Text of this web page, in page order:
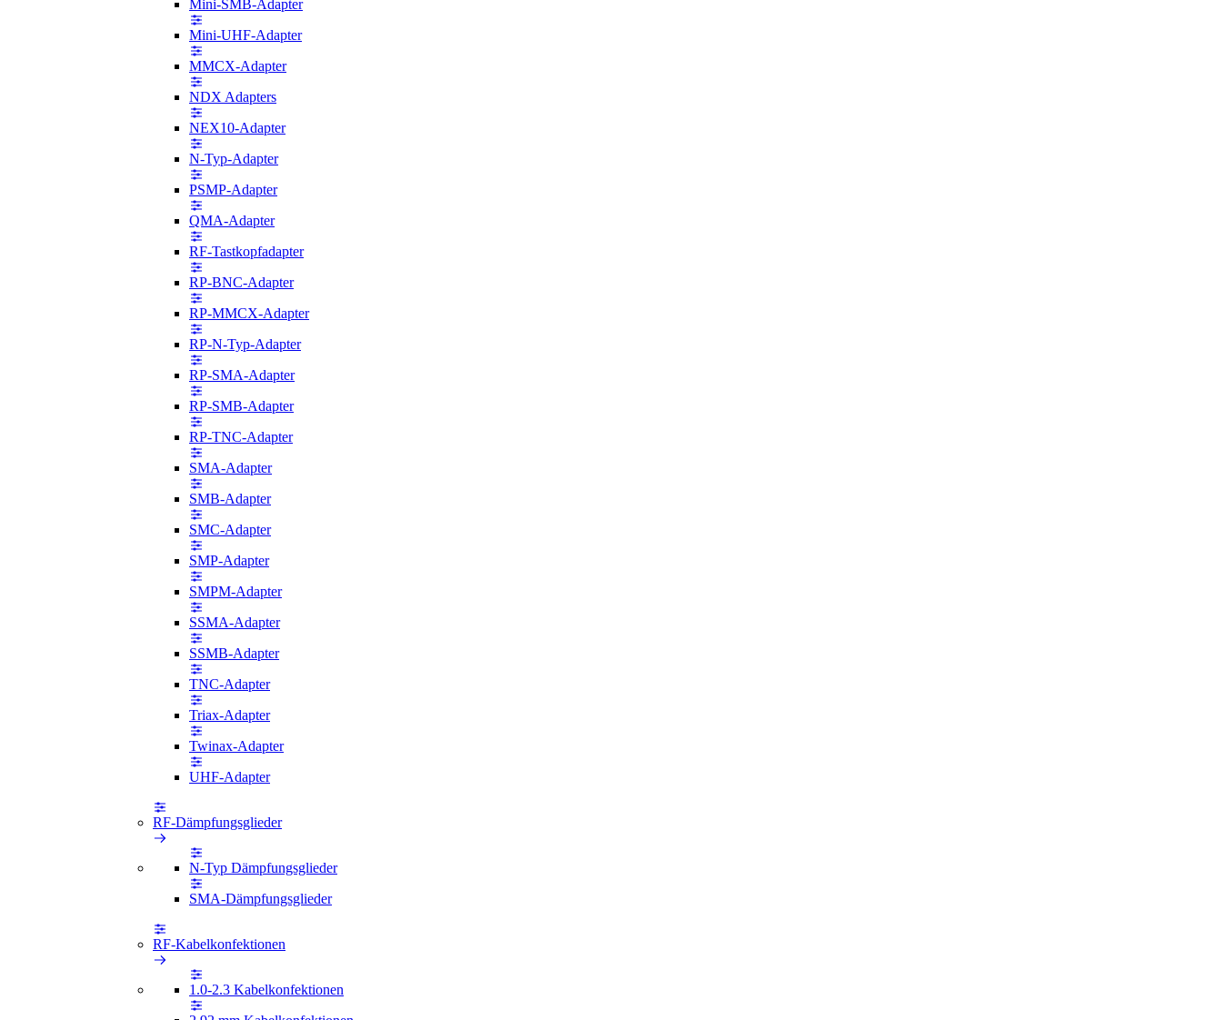
Mini-SMB-Adapter
Mini-UHF-Adapter
MMCX-Adapter
NDX Adapters
NEX10-Adapter
N-Typ-Adapter
PSMP-Adapter
QMA-Adapter
RF-Tastkopfadapter
RP-BNC-Adapter
RP-MMCX-Adapter
RP-N-Typ-Adapter
RP-SMA-Adapter
RP-SMB-Adapter
RP-TNC-Adapter
SMA-Adapter
SMB-Adapter
SMC-Adapter
SMP-Adapter
SMPM-Adapter
SSMA-Adapter
SSMB-Adapter
TNC-Adapter
Triax-Adapter
Twinax-Adapter
UHF-Adapter
RF-Dämpfungsglieder
N-Typ Dämpfungsglieder
SMA-Dämpfungsglieder
RF-Kabelkonfektionen
1.0-2.3 Kabelkonfektionen